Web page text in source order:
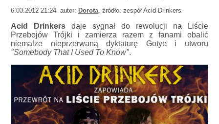
6.03.2012 21:24 autor: Dorota, źródło: zespół Acid Drinkers
Acid Drinkers daje sygnał do rewolucji na Liście
Przebojów Trójki i zamierza razem z fanami obalić
niemalże nieprzerwaną dyktaturę Gotye i utworu
"Somebody That I Used To Know".